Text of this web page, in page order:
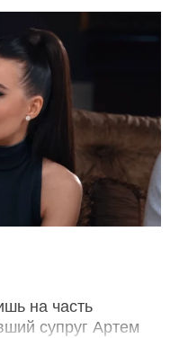
на часть
супруг Артем